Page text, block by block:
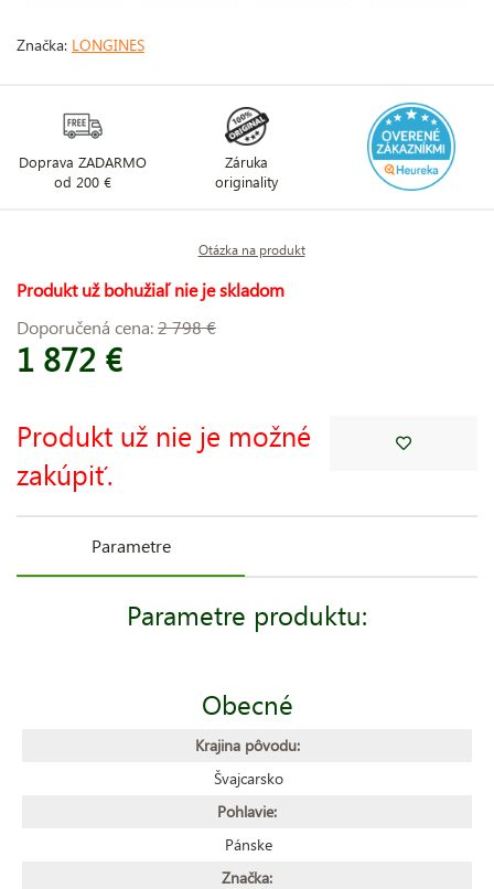
Značka: LONGINES
Doprava ZADARMO
od 200 €
Záruka
originality
Otázka na produkt
Produkt už bohužiaľ nie je skladom
Doporučená cena:2 798 €
1 872 €
Produkt už nie je možné
zakúpiť.
Parametre
Parametre produktu:
Obecné
Krajina pôvodu:
Švajcarsko
Pohlavie:
Pánske
Značka: